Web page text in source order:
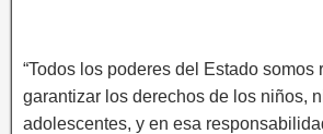
“Todos los poderes del Estado somos
garantizar los derechos de los niños,
adolescentes, y en esa